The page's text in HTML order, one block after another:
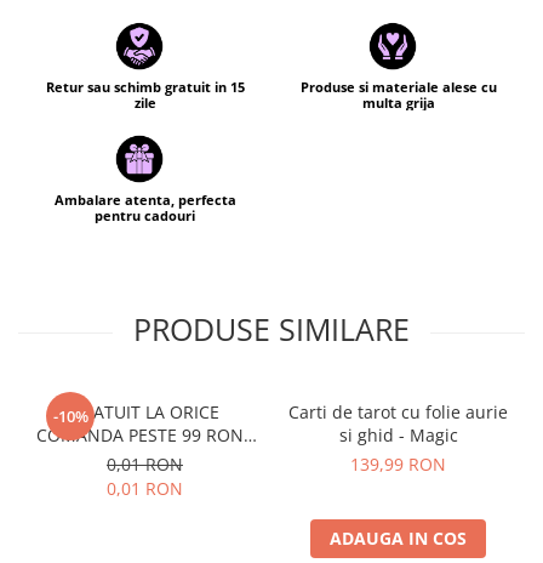
Retur sau schimb gratuit in 15
zile
Produse si materiale alese cu
multa grija
Ambalare atenta, perfecta
pentru cadouri
PRODUSE SIMILARE
-10%GRATUIT LA ORICE
COMANDA PESTE 99 RON -
Cutie personalizata cadou
Black and Yang
0,01 RON
0,01 RON
Carti de tarot cu folie aurie
si ghid - Magic
139,99 RON
ADAUGA IN COS